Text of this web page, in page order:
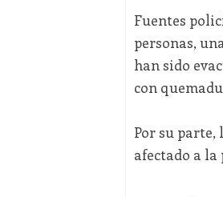
Fuentes
personas,
han sido
con
Por su parte,
afectado a